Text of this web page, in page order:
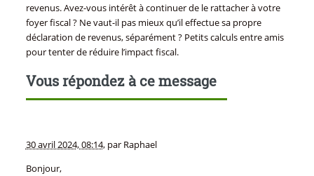
revenus. Avez-vous intérêt à continuer de le rattacher à votre
foyer fiscal ? Ne vaut-il pas mieux qu’il effectue sa propre
déclaration de revenus, séparément ? Petits calculs entre amis
pour tenter de réduire l’impact fiscal.
Vous répondez à ce message
30 avril 2024, 08:14, par Raphael
Bonjour,